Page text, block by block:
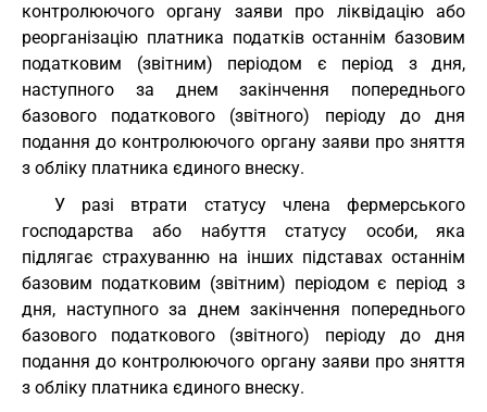
контролюючого органу заяви про ліквідацію або
реорганізацію платника податків останнім базовим
податковим (звітним) періодом є період з дня,
наступного за днем закінчення попереднього
базового податкового (звітного) періоду до дня
подання до контролюючого органу заяви про зняття
з обліку платника єдиного внеску.
У разі втрати статусу члена фермерського
господарства або набуття статусу особи, яка
підлягає страхуванню на інших підставах останнім
базовим податковим (звітним) періодом є період з
дня, наступного за днем закінчення попереднього
базового податкового (звітного) періоду до дня
подання до контролюючого органу заяви про зняття
з обліку платника єдиного внеску.